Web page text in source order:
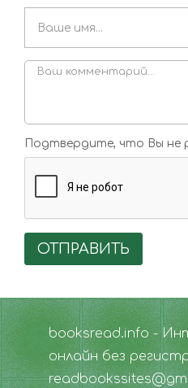
Подтвердите, что Вы не
ОТПРАВИТЬ
booksread.info -
онлайн без